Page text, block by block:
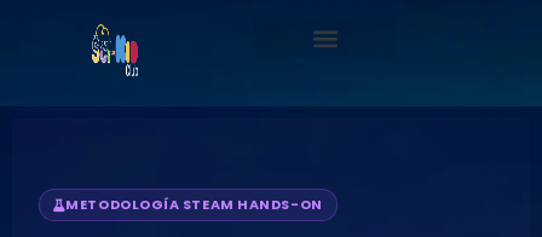
METODOLOGÍA STEAM HANDS-ON